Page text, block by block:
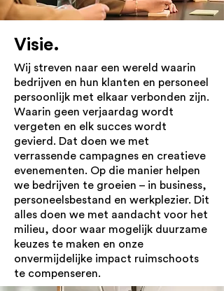
Visie.
Wij streven naar een wereld waarin
bedrijven en hun klanten en personeel
persoonlijk met elkaar verbonden zijn.
Waarin geen verjaardag wordt
vergeten en elk succes wordt
gevierd. Dat doen we met
verrassende campagnes en creatieve
evenementen. Op die manier helpen
we bedrijven te groeien – in business,
personeelsbestand en werkplezier. Dit
alles doen we met aandacht voor het
milieu, door waar mogelijk duurzame
keuzes te maken en onze
onvermijdelijke impact ruimschoots
te compenseren.